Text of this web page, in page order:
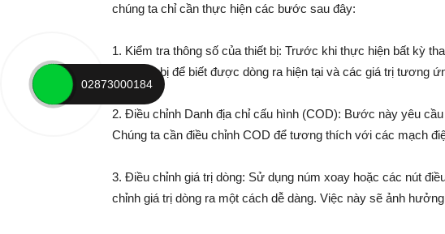
chúng ta chỉ cần thực hiện các bước sau đây:
1. Kiểm tra thông số của thiết bị: Trước khi thực hiện bất kỳ
của thiết bị để biết được dòng ra hiện tại và các giá trị tương
2. Điều chỉnh Danh địa chỉ cấu hình (COD): Bước này yêu
Chúng ta cần điều chỉnh COD để tương thích với các mạch
3. Điều chỉnh giá trị dòng: Sử dụng núm xoay hoặc các nút
chỉnh giá trị dòng ra một cách dễ dàng. Việc này sẽ ảnh
02873000184